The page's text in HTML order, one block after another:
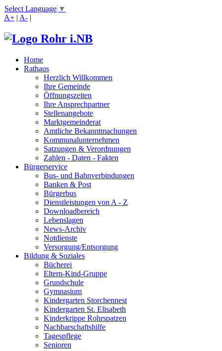
Select Language ▼
A+ | A- |
Home
Rathaus
Herzlich Willkommen
Ihre Gemeinde
Öffnungszeiten
Ihre Ansprechpartner
Stellenangebote
Marktgemeinderat
Amtliche Bekanntmachungen
Kommunalunternehmen
Satzungen & Verordnungen
Zahlen - Daten - Fakten
Bürgerservice
Bus- und Bahnverbindungen
Banken & Post
Bürgerbus
Dienstleistungen von A - Z
Downloadbereich
Lebenslagen
News-Archiv
Notdienste
Versorgung/Entsorgung
Bildung & Soziales
Bücherei
Eltern-Kind-Gruppe
Grundschule
Gymnasium
Kindergarten Storchennest
Kindergarten St. Elisabeth
Kinderkrippe Rohrspatzen
Nachbarschaftshilfe
Tagespflege
Senioren